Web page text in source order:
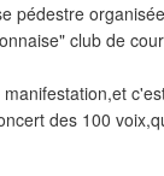
pédestre
club de
des 100